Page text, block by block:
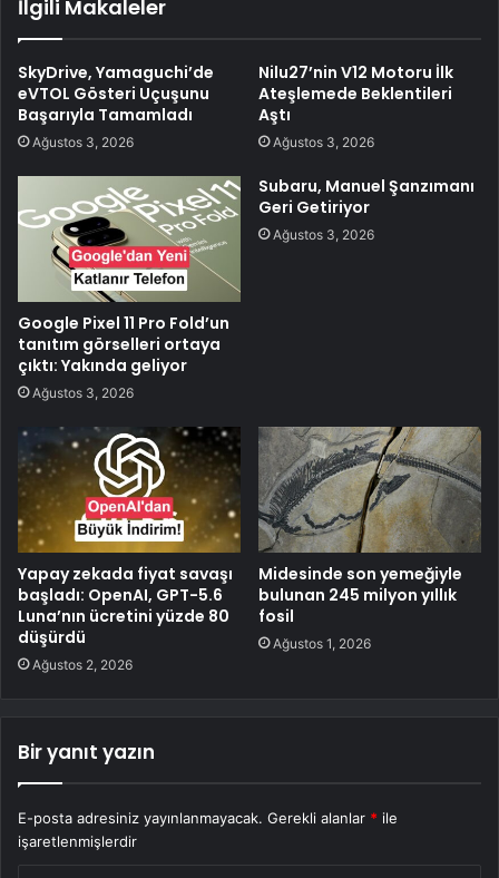
İlgili Makaleler
SkyDrive, Yamaguchi’de
eVTOL Gösteri Uçuşunu
Başarıyla Tamamladı
Ağustos 3, 2026
Nilu27’nin V12 Motoru İlk
Ateşlemede Beklentileri
Aştı
Ağustos 3, 2026
Google Pixel 11 Pro Fold’un
tanıtım görselleri ortaya
çıktı: Yakında geliyor
Ağustos 3, 2026
Subaru, Manuel Şanzımanı
Geri Getiriyor
Ağustos 3, 2026
Yapay zekada fiyat savaşı
başladı: OpenAI, GPT-5.6
Luna’nın ücretini yüzde 80
düşürdü
Ağustos 2, 2026
Midesinde son yemeğiyle
bulunan 245 milyon yıllık
fosil
Ağustos 1, 2026
Bir yanıt yazın
E-posta adresiniz yayınlanmayacak. Gerekli alanlar * ile
işaretlenmişlerdir